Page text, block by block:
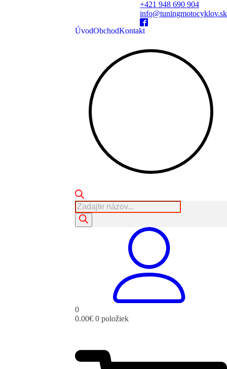
+421 948 690 904
info@tuningmotocyklov.sk
ÚvodObchodKontakt
Products
search
0
0.00€ 0 položiek